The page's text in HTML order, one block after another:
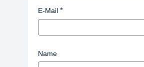
E-Mail
Name